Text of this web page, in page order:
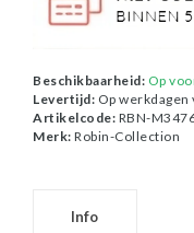
Beschikbaarheid: Op
Levertijd: Op
Artikelcode: RBN-
Merk: Robin-Collection
Info